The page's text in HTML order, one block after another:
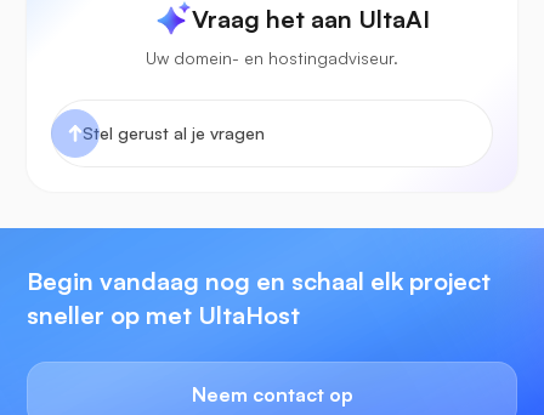
Vraag het aan UltaAI
Uw domein- en hostingadviseur.
Begin vandaag nog en schaal elk project
sneller op met UltaHost
Neem contact op